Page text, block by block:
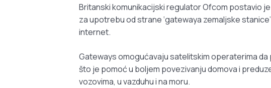
Britanski komunikacijski regulator Ofcom postavio
za upotrebu od strane ‘gatewaya zemaljske
internet.
Gateways omogućavaju satelitskim operaterima da
što je pomoć u boljem povezivanju domova i
vozovima, u vazduhu i na moru.